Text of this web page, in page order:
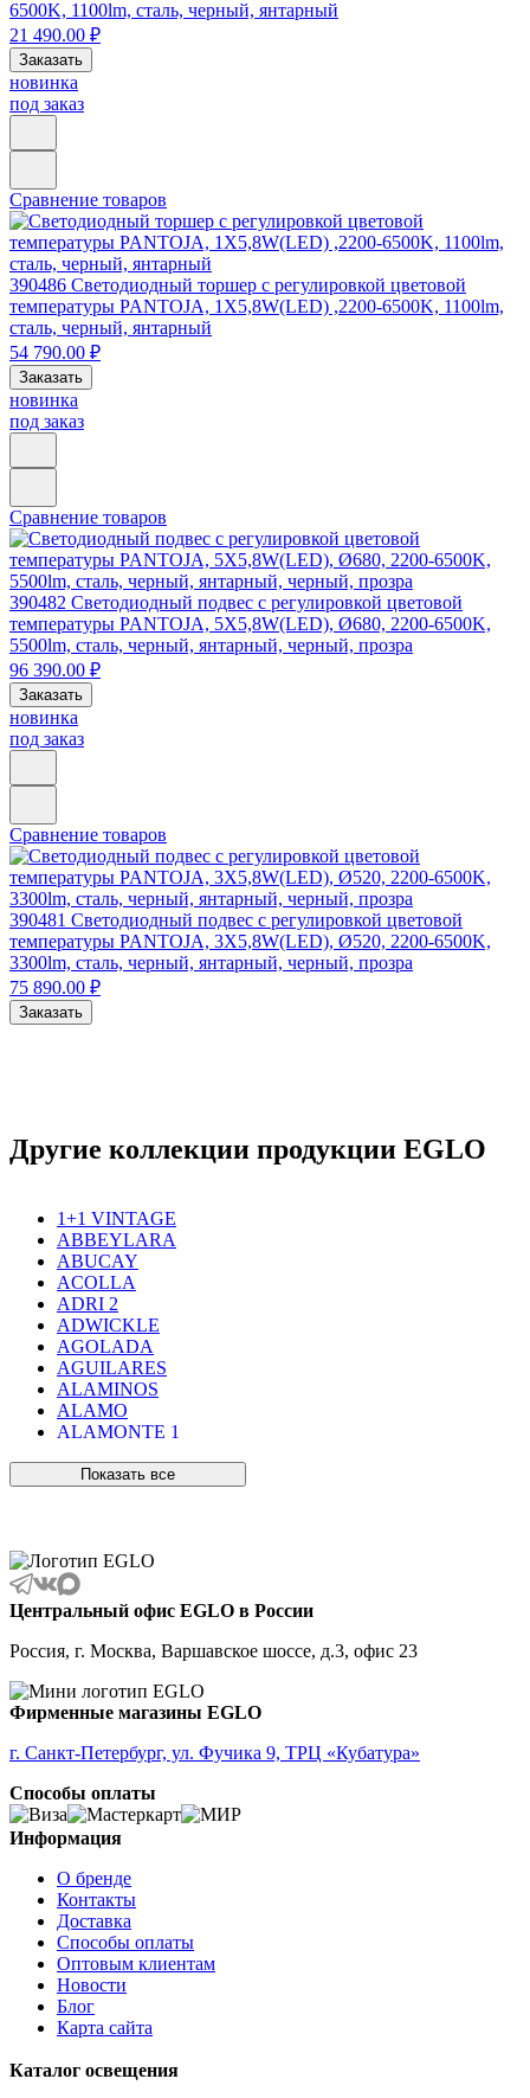
6500K, 1100lm, сталь, черный, янтарный
21 490.00 ₽
Заказать
новинка
под заказ
Сравнение товаров
390486 Светодиодный торшер с регулировкой цветовой
температуры PANTOJA, 1X5,8W(LED) ,2200-6500K, 1100lm,
сталь, черный, янтарный
54 790.00 ₽
Заказать
новинка
под заказ
Сравнение товаров
390482 Светодиодный подвес с регулировкой цветовой
температуры PANTOJA, 5X5,8W(LED), Ø680, 2200-6500K,
5500lm, сталь, черный, янтарный, черный, прозра
96 390.00 ₽
Заказать
новинка
под заказ
Сравнение товаров
390481 Светодиодный подвес с регулировкой цветовой
температуры PANTOJA, 3X5,8W(LED), Ø520, 2200-6500K,
3300lm, сталь, черный, янтарный, черный, прозра
75 890.00 ₽
Заказать
Другие коллекции продукции EGLO
1+1 VINTAGE
ABBEYLARA
ABUCAY
ACOLLA
ADRI 2
ADWICKLE
AGOLADA
AGUILARES
ALAMINOS
ALAMO
ALAMONTE 1
ALBARACCIN
ALCUDIA
ALDERNEY
ALMANZORA
ALMEIDA
ALMEIDA 2
ALMONTE
ALMUDAINA
ALOBRASE
ALSAGER
ALVEZ
AMADORA
AMAKUSA
AMBATOBE
AMBILOBE
AMBONDRONA
AMBORIALA
AMEZAGA
AMOATSY
AMPITABE
AMSFIELD 1
ANJABE
Показать все
Центральный офис EGLO в России
Россия, г. Москва, Варшавское шоссе, д.3, офис 23
Фирменные магазины EGLO
г. Санкт-Петербург, ул. Фучика 9, ТРЦ «Кубатура»
Способы оплаты
Информация
О бренде
Контакты
Доставка
Способы оплаты
Оптовым клиентам
Новости
Блог
Карта сайта
Каталог освещения